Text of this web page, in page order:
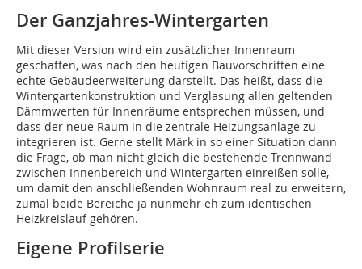
Der Ganzjahres-­Wintergarten
Mit dieser Version wird ein zusätzlicher Innenraum
geschaffen, was nach den heutigen Bauvorschriften eine
echte Gebäudeerweiterung darstellt. Das heißt, dass die
Wintergartenkonstruktion und Verglasung allen geltenden
Dämmwerten für Innenräume entsprechen müssen, und
dass der neue Raum in die zentrale Heizungsanlage zu
integrieren ist. Gerne stellt Märk in so einer Situation dann
die Frage, ob man nicht gleich die bestehende Trennwand
zwischen Innenbereich und Wintergarten einreißen solle,
um damit den anschließenden Wohnraum real zu erweitern,
zumal beide Bereiche ja nunmehr eh zum identischen
Heizkreislauf gehören.
Eigene Profilserie